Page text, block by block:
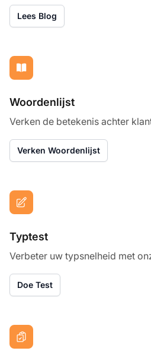
Lees Blog
Woordenlijst
Verken de betekenis achter
Verken Woordenlijst
Typtest
Verbeter uw typsnelheid met
Doe Test